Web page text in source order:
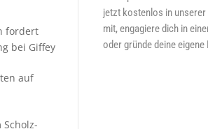
fordert
bei Giffey
auf
Scholz-
jetzt kostenlos in
mit, engagiere dich in
oder gründe deine eigene